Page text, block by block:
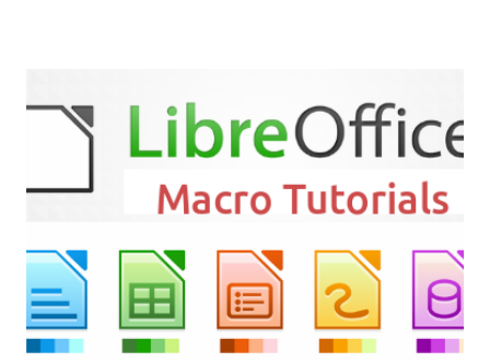
sudo apt-get install kodi Use o comando a seguir para
instalar codecs de áudio e outros complementos,
executando: $ sudo apt-get install --install-suggests
kodi Para remover, execute: $ sudo apt-get remove